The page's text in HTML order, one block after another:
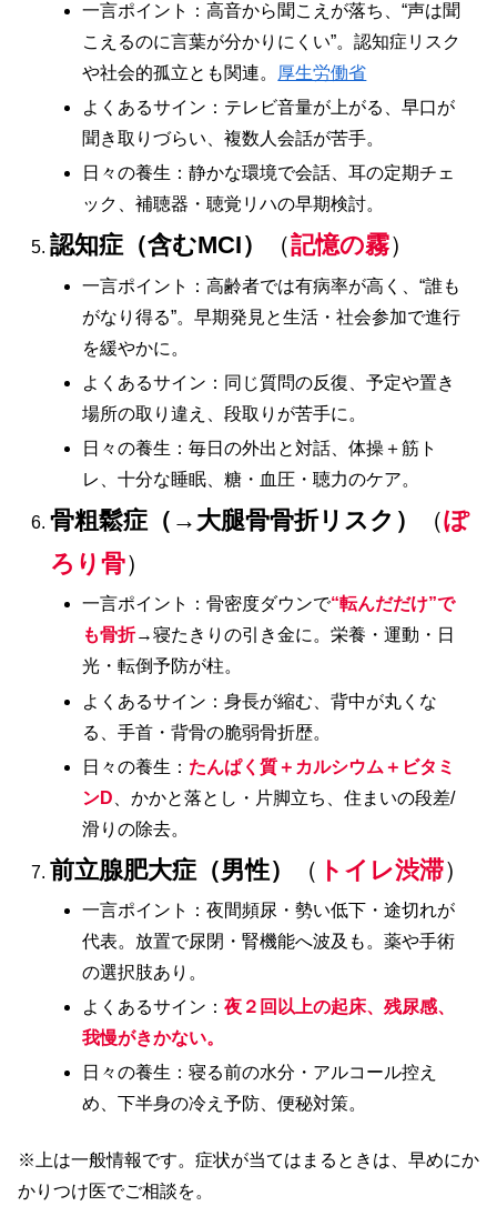
一言ポイント：高音から聞こえが落ち、“声は聞
こえるのに言葉が分かりにくい”。認知症リスク
や社会的孤立とも関連。 厚生労働省
よくあるサイン：テレビ音量が上がる、早口が
聞き取りづらい、複数人会話が苦手。
日々の養生：静かな環境で会話、耳の定期チェ
ック、補聴器・聴覚リハの早期検討。
認知症（含むMCI） （記憶の霧）
一言ポイント：高齢者では有病率が高く、“誰も
がなり得る”。早期発見と生活・社会参加で進行
を緩やかに。
よくあるサイン：同じ質問の反復、予定や置き
場所の取り違え、段取りが苦手に。
日々の養生：毎日の外出と対話、体操＋筋ト
レ、十分な睡眠、糖・血圧・聴力のケア。
骨粗鬆症（→大腿骨骨折リスク） （ぽ
ろり骨）
一言ポイント：骨密度ダウンで“転んだだけ”で
も骨折→寝たきりの引き金に。栄養・運動・日
光・転倒予防が柱。
よくあるサイン：身長が縮む、背中が丸くな
る、手首・背骨の脆弱骨折歴。
日々の養生： たんぱく質＋カルシウム＋ビタミ
ンD 、かかと落とし・片脚立ち、住まいの段差/
滑りの除去。
前立腺肥大症（男性） （ トイレ渋滞）
一言ポイント：夜間頻尿・勢い低下・途切れが
代表。放置で尿閉・腎機能へ波及も。薬や手術
の選択肢あり。
よくあるサイン：夜２回以上の起床、残尿感、
我慢がきかない。
日々の養生：寝る前の水分・アルコール控え
め、下半身の冷え予防、便秘対策。
※上は一般情報です。症状が当てはまるときは、早めにか
かりつけ医でご相談を。